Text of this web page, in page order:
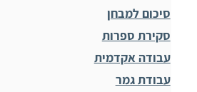
סיכום למבחן
סקירת ספרות
עבודה אקדמית
עבודת גמר